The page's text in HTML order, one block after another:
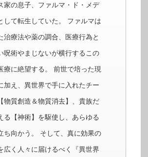
家の息子、ファルマ・ド・メデ
して転生していた。 ファルマは
治療法や薬の調合、医療行為と
呪術やまじないが横行するこの
療に絶望する。 前世で培った現
加え、異世界で手に入れたチー
物質創造＆物質消去】、貴族だ
る【神術】を駆使し、あらゆる
ち向かう。 そして、真に効果の
広く人々に届けるべく『異世界